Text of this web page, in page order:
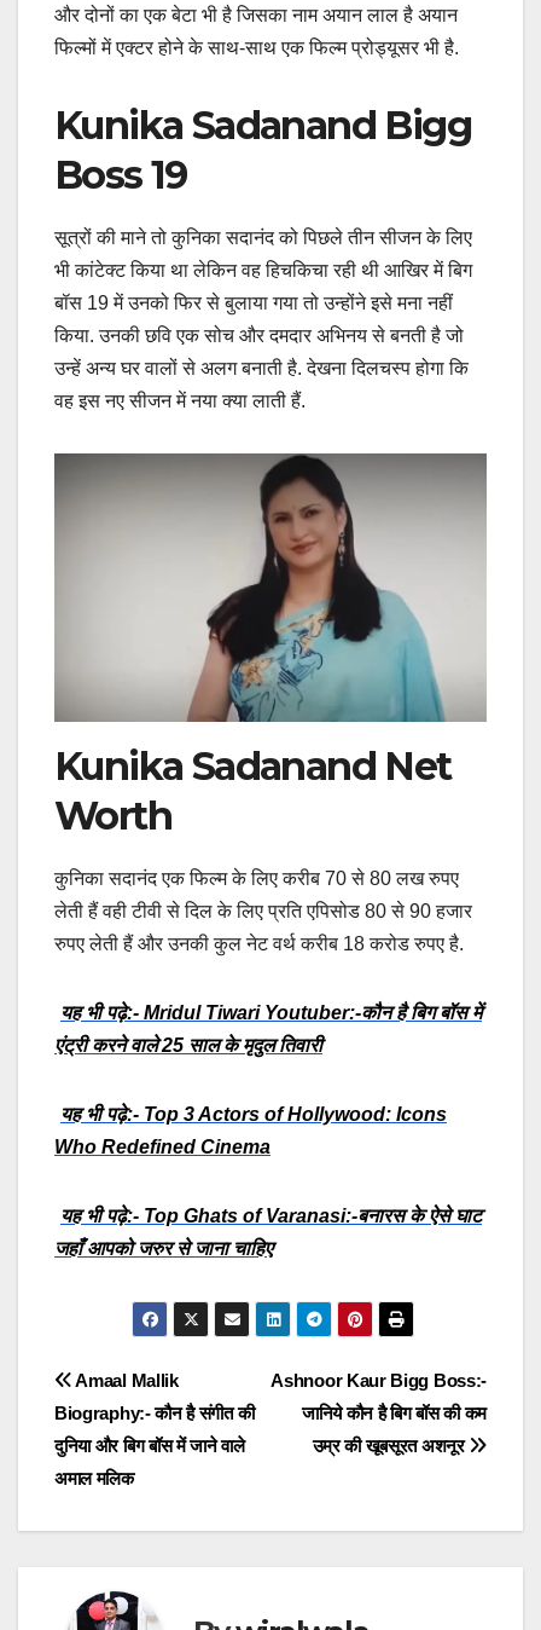
और दोनों का एक बेटा भी है जिसका नाम अयान लाल है अयान
फिल्मों में एक्टर होने के साथ-साथ एक फिल्म प्रोड्यूसर भी है.
Kunika Sadanand Bigg
Boss 19
सूत्रों की माने तो कुनिका सदानंद को पिछले तीन सीजन के लिए
भी कांटेक्ट किया था लेकिन वह हिचकिचा रही थी आखिर में बिग
बॉस 19 में उनको फिर से बुलाया गया तो उन्होंने इसे मना नहीं
किया. उनकी छवि एक सोच और दमदार अभिनय से बनती है जो
उन्हें अन्य घर वालों से अलग बनाती है. देखना दिलचस्प होगा कि
वह इस नए सीजन में नया क्या लाती हैं.
Kunika Sadanand Net
Worth
कुनिका सदानंद एक फिल्म के लिए करीब 70 से 80 लख रुपए
लेती हैं वही टीवी से दिल के लिए प्रति एपिसोड 80 से 90 हजार
रुपए लेती हैं और उनकी कुल नेट वर्थ करीब 18 करोड रुपए है.
यह भी पढ़े:- Mridul Tiwari Youtuber:-कौन है बिग बॉस में
एंट्री करने वाले 25 साल के मृदुल तिवारी
यह भी पढ़े:- Top 3 Actors of Hollywood: Icons
Who Redefined Cinema
यह भी पढ़े:- Top Ghats of Varanasi:-बनारस के ऐसे घाट
जहाँ आपको जरुर से जाना चाहिए
Post
navigation
Ashnoor Kaur Bigg Boss:-
जानिये कौन है बिग बॉस की कम
उम्र की खूबसूरत अशनूर
Amaal Mallik
Biography:- कौन है संगीत की
दुनिया और बिग बॉस में जाने वाले
अमाल मलिक